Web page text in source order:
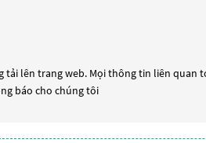
tải lên trang web. Mọi thông tin liên quan
báo cho chúng tôi